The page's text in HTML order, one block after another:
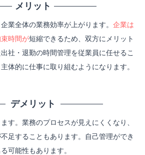
メリット
業全体の業務効率が上がります。 企業は
時間が短縮できるため、双方にメリット
社・退勤の時間管理を従業員に任せるこ
体的に仕事に取り組むようになります。
デメリット
す。業務のプロセスが見えにくくなり、
足することもあります。自己管理ができ
可能性もあります。